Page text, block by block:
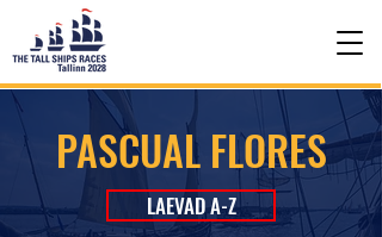
PASCUAL FLORES
LAEVAD A-Z